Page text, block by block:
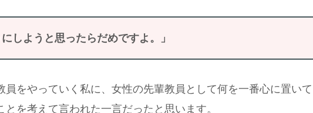
しようと思ったらだめですよ。」
員をやっていく私に、女性の先輩教員として何を一番心に置いて
を考えて言われた一言だったと思います。